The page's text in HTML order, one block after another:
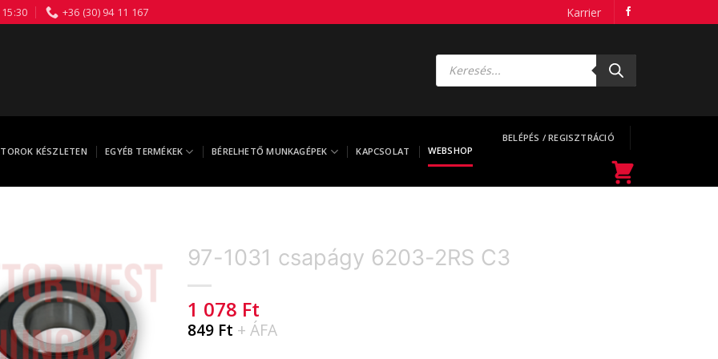
+36 (30) 94 11 167 Karrier
Products
search
KÉSZLETEN EGYÉB TERMÉKEK BÉRELHETŐ MUNKAGÉPEK KAPCSOLAT WEBSHOP
BELÉPÉS / REGISZTRÁCIÓ
97-1031 csapágy 6203-2RS C3
1 078 Ft
849 Ft + ÁFA